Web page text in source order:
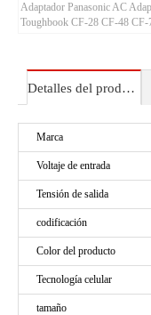
Adaptador Panasonic AC
Toughbook CF-28 CF-48 CF-
Detalles del producto
Marca
Voltaje de entrada
Tensión de salida
codificación
Color del producto
Tecnología celular
tamaño